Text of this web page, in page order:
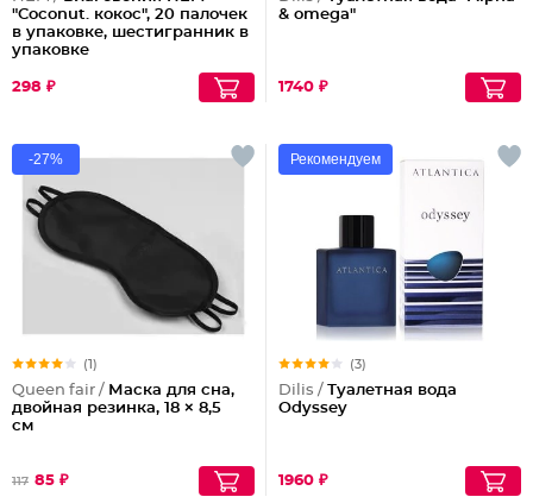
"Coconut. кокос", 20 палочек
в упаковке, шестигранник в
упаковке
298 ₽
& omega"
1740 ₽
-27%
(1)
Queen fair / Маска для сна,
двойная резинка, 18 × 8,5
см
117 85 ₽
Рекомендуем
(3)
Dilis / Туалетная вода
Odyssey
1960 ₽